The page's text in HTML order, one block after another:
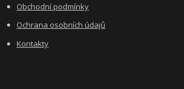
Obchodní podmínky
Ochrana osobních údajů
Kontakty